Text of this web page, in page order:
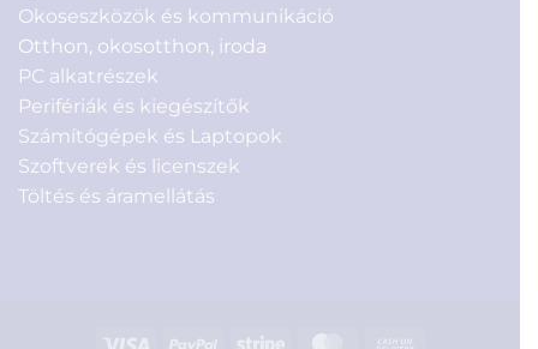
Okoseszközök és kommunikáció
Otthon, okosotthon, iroda
PC alkatrészek
Perifériák és kiegészítők
Számítógépek és Laptopok
Szoftverek és licenszek
Töltés és áramellátás
Visa PayPal Stripe MasterCard